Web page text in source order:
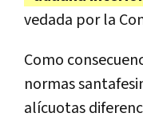
vedada por la
Como
normas
alícuotas